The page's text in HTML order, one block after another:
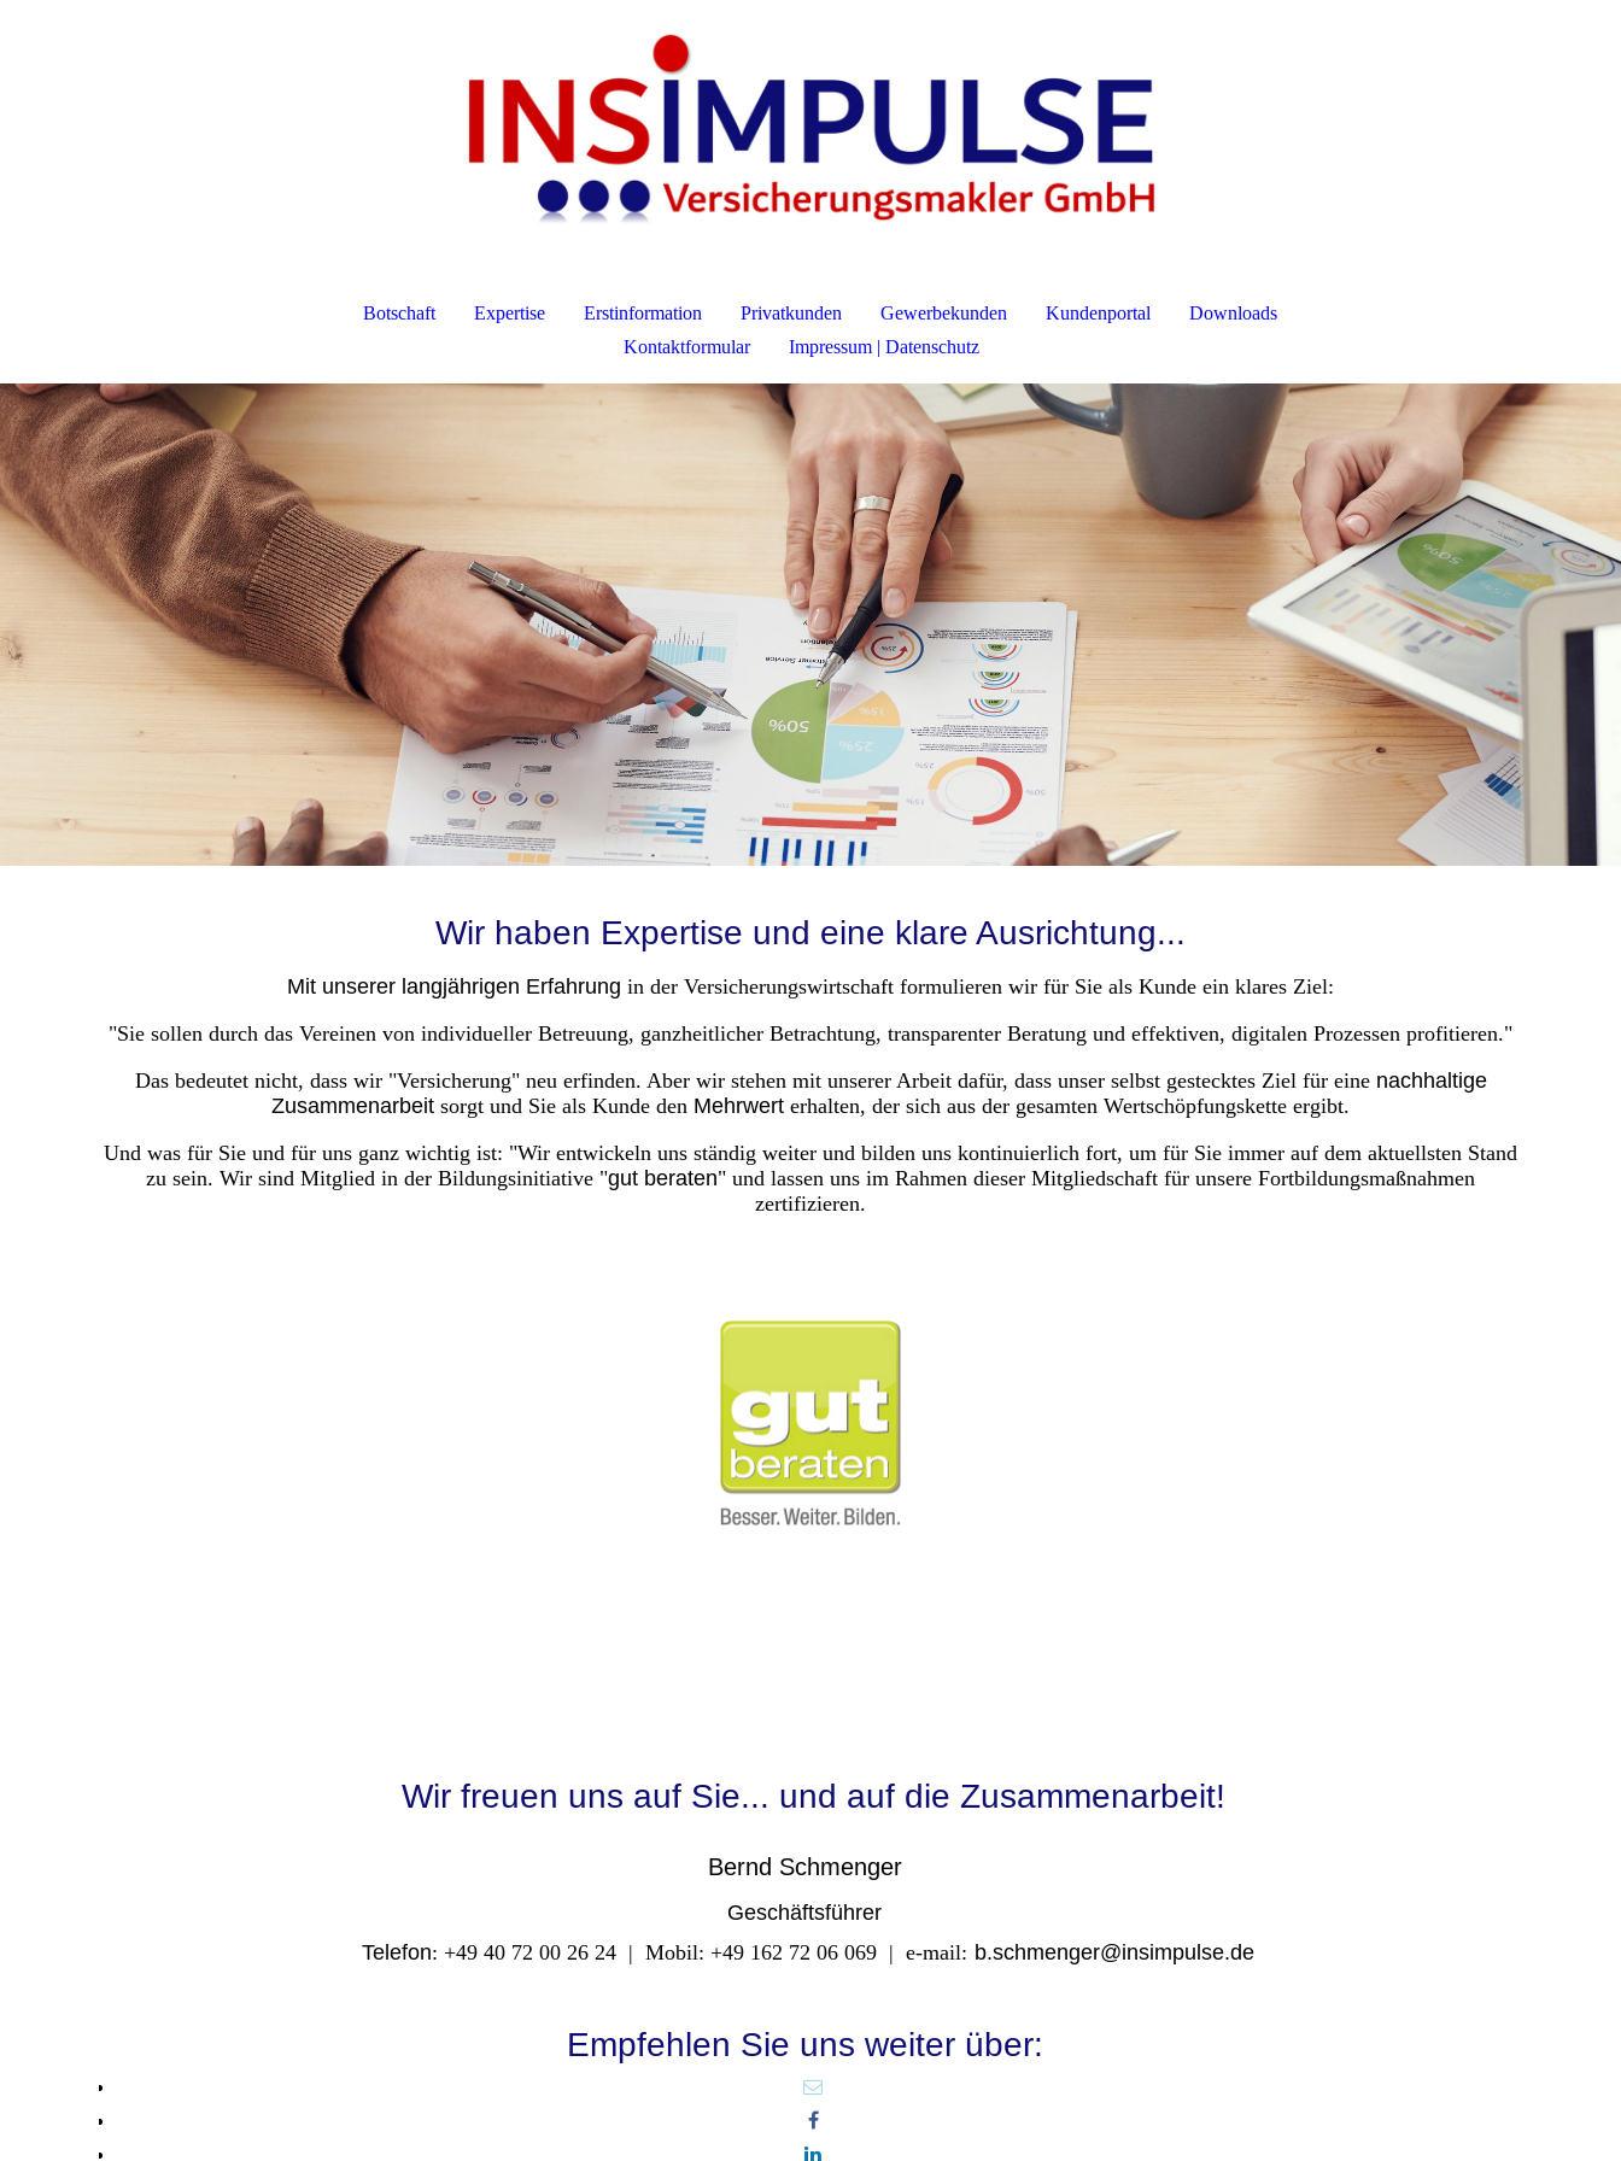
Botschaft Expertise Erstinformation Privatkunden Gewerbekunden Kundenportal
Downloads
Kontaktformular
Impressum | Datenschutz
Wir haben Expertise und eine klare Ausrichtung...
Mit unserer langjährigen Erfahrung in der Versicherungswirtschaft formulieren wir für Sie als Kunde ein klares Ziel:
"Sie sollen durch das Vereinen von individueller Betreuung, ganzheitlicher Betrachtung, transparenter Beratung und effektiven, digitalen Prozessen profitieren."
Das bedeutet nicht, dass wir "Versicherung" neu erfinden. Aber wir stehen mit unserer Arbeit dafür, dass unser selbst gestecktes Ziel für eine nachhaltige
Zusammenarbeit sorgt und Sie als Kunde den Mehrwert erhalten, der sich aus der gesamten Wertschöpfungskette ergibt.
Und was für Sie und für uns ganz wichtig ist: "Wir entwickeln uns ständig weiter und bilden uns kontinuierlich fort, um für Sie immer auf dem aktuellsten Stand
zu sein. Wir sind Mitglied in der Bildungsinitiative "gut beraten" und lassen uns im Rahmen dieser Mitgliedschaft für unsere Fortbildungsmaßnahmen
zertifizieren.
Wir freuen uns auf Sie... und auf die Zusammenarbeit!
Bernd Schmenger
Geschäftsführer
Telefon: +49 40 72 00 26 24 | Mobil: +49 162 72 06 069 | e-mail: b.schmenger@insimpulse.de
Empfehlen Sie uns weiter über: